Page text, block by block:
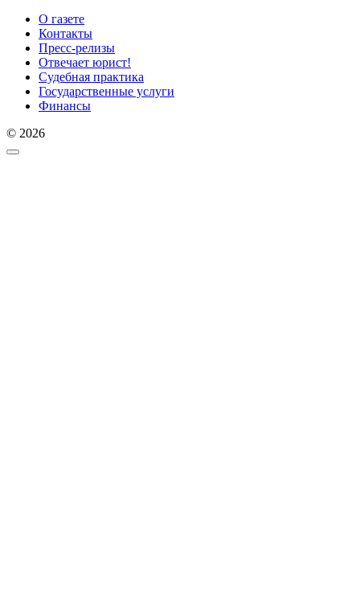
О газете
Контакты
Пресс-релизы
Отвечает юрист!
Судебная практика
Государственные услуги
Финансы
© 2026